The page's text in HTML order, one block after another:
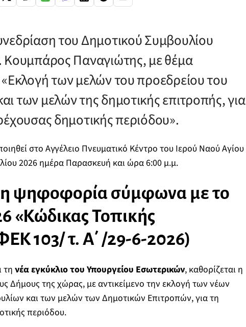
του Δημοτικού Συμβουλίου
Κουμπάρος Παναγιώτης, με θέμα
των μελών του προεδρείου του
των μελών της δημοτικής επιτροπής, για
δημοτικής περιόδου».
στο Αγγέλειο Πνευματικό Κέντρο του Ιερού Ναού Αγίου
2026 ημέρα Παρασκευή και ώρα 6:00 μ.μ.
η ψηφοφορία σύμφωνα με το
«Κώδικας Τοπικής
103/ τ. Α΄ /29-6-2026)
τηνέα εγκύκλιο του Υπουργείου Εσωτερικών, καθορίζεται η
Δήμους της χώρας, με αντικείμενο την εκλογή των νέων
και των μελών των Δημοτικών Επιτροπών, για τη
περιόδου.